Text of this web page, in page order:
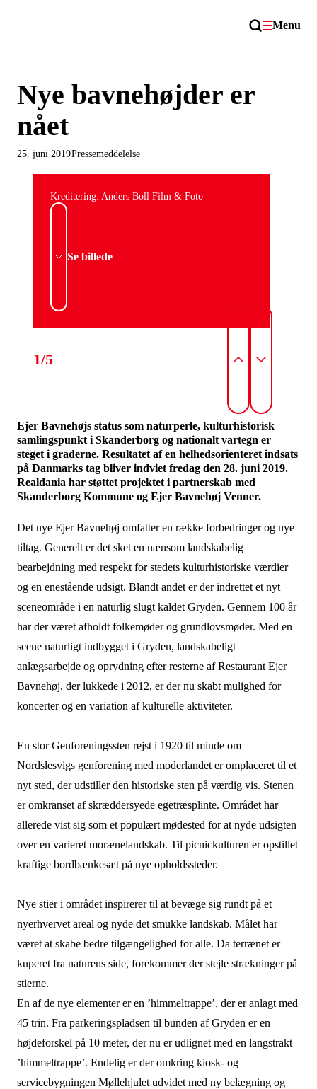
Menu
Nye bavnehøjder er
nået
Pressemeddelelse
25. juni 2019
Kreditering: Anders Boll Film & Foto
Se billede
1/5
Ejer Bavnehøjs status som naturperle, kulturhistorisk
samlingspunkt i Skanderborg og nationalt vartegn er
steget i graderne. Resultatet af en helhedsorienteret indsats
på Danmarks tag bliver indviet fredag den 28. juni 2019.
Realdania har støttet projektet i partnerskab med
Skanderborg Kommune og Ejer Bavnehøj Venner.
Det nye Ejer Bavnehøj omfatter en række forbedringer og nye
tiltag. Generelt er det sket en nænsom landskabelig
bearbejdning med respekt for stedets kulturhistoriske værdier
og en enestående udsigt. Blandt andet er der indrettet et nyt
sceneområde i en naturlig slugt kaldet Gryden. Gennem 100 år
har der været afholdt folkemøder og grundlovsmøder. Med en
scene naturligt indbygget i Gryden, landskabeligt
anlægsarbejde og oprydning efter resterne af Restaurant Ejer
Bavnehøj, der lukkede i 2012, er der nu skabt mulighed for
koncerter og en variation af kulturelle aktiviteter.
En stor Genforeningssten rejst i 1920 til minde om
Nordslesvigs genforening med moderlandet er omplaceret til et
nyt sted, der udstiller den historiske sten på værdig vis. Stenen
er omkranset af skræddersyede egetræsplinte. Området har
allerede vist sig som et populært mødested for at nyde udsigten
over en varieret morænelandskab. Til picnickulturen er opstillet
kraftige bordbænkesæt på nye opholdssteder.
Nye stier i området inspirerer til at bevæge sig rundt på et
nyerhvervet areal og nyde det smukke landskab. Målet har
været at skabe bedre tilgængelighed for alle. Da terrænet er
kuperet fra naturens side, forekommer der stejle strækninger på
stierne.
En af de nye elementer er en ’himmeltrappe’, der er anlagt med
45 trin. Fra parkeringspladsen til bunden af Gryden er en
højdeforskel på 10 meter, der nu er udlignet med en langstrakt
’himmeltrappe’. Endelig er der omkring kiosk- og
servicebygningen Møllehjulet udvidet med ny belægning og